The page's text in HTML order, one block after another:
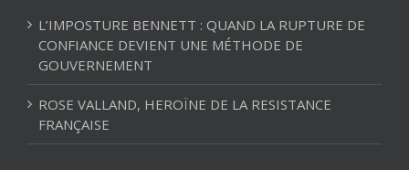
L’IMPOSTURE BENNETT : QUAND LA RUPTURE DE
CONFIANCE DEVIENT UNE MÉTHODE DE
GOUVERNEMENT
ROSE VALLAND, HEROÏNE DE LA RESISTANCE
FRANÇAISE